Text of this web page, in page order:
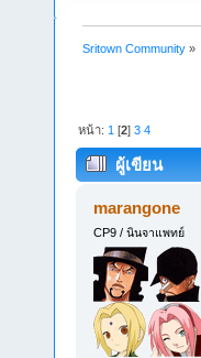
Sritown Community »
หน้า: 1 [2]3 4
ผู้เขียน
marangone
CP9 / นินจาแพทย์